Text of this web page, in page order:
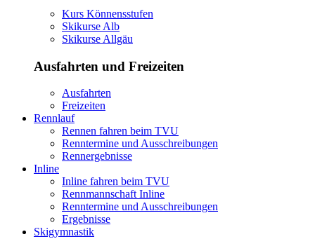
Kurs Könnensstufen
Skikurse Alb
Skikurse Allgäu
Ausfahrten und Freizeiten
Ausfahrten
Freizeiten
Rennlauf
Rennen fahren beim TVU
Renntermine und Ausschreibungen
Rennergebnisse
Inline
Inline fahren beim TVU
Rennmannschaft Inline
Renntermine und Ausschreibungen
Ergebnisse
Skigymnastik